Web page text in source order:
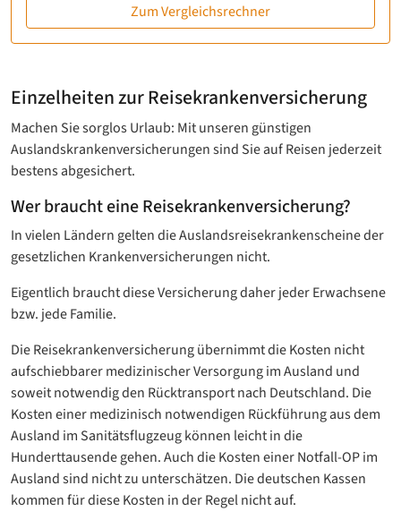
Zum Vergleichsrechner
Einzelheiten zur Reisekrankenversicherung
Machen Sie sorglos Urlaub: Mit unseren günstigen
Auslandskrankenversicherungen sind Sie auf Reisen jederzeit
bestens abgesichert.
Wer braucht eine Reisekrankenversicherung?
In vielen Ländern gelten die Auslandsreisekrankenscheine der
gesetzlichen Krankenversicherungen nicht.
Eigentlich braucht diese Versicherung daher jeder Erwachsene
bzw. jede Familie.
Die Reisekrankenversicherung übernimmt die Kosten nicht
aufschiebbarer medizinischer Versorgung im Ausland und
soweit notwendig den Rücktransport nach Deutschland. Die
Kosten einer medizinisch notwendigen Rückführung aus dem
Ausland im Sanitätsflugzeug können leicht in die
Hunderttausende gehen. Auch die Kosten einer Notfall-OP im
Ausland sind nicht zu unterschätzen. Die deutschen Kassen
kommen für diese Kosten in der Regel nicht auf.